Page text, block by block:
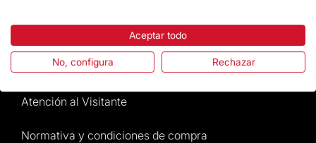
Preguntas frecuentes
Atención al Visitante
Normativa y condiciones de compra
Aceptar todo
No, configura Rechazar